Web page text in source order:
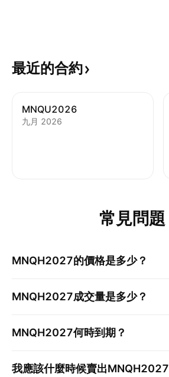
最近的合約
MNQU2026
九月 2026
常見問題
MNQH2027的價格是多少？
MNQH2027成交量是多少？
MNQH2027何時到期？
我應該什麼時候賣出MNQH2027